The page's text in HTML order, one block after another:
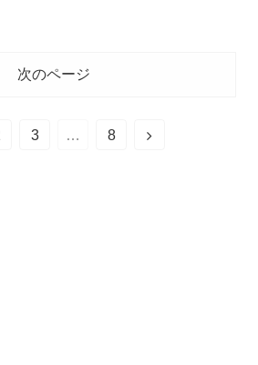
次のページ
3 … 8